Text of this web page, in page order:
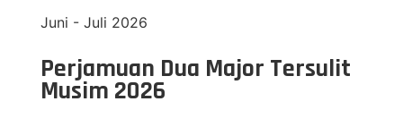
Juni - Juli 2026
Perjamuan Dua Major Tersulit
Musim 2026